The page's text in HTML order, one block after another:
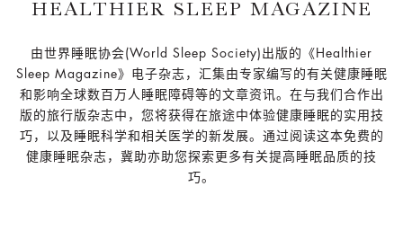
HEALTHIER SLEEP MAGAZINE
由世界睡眠协会(World Sleep Society)出版的《Healthier
Sleep Magazine》电子杂志，汇集由专家编写的有关健康睡眠
和影响全球数百万人睡眠障碍等的文章资讯。在与我们合作出
版的旅行版杂志中，您将获得在旅途中体验健康睡眠的实用技
巧，以及睡眠科学和相关医学的新发展。通过阅读这本免费的
健康睡眠杂志，冀助亦助您探索更多有关提高睡眠品质的技
巧。